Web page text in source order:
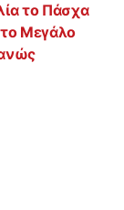
το Πάσχα
Μεγάλο